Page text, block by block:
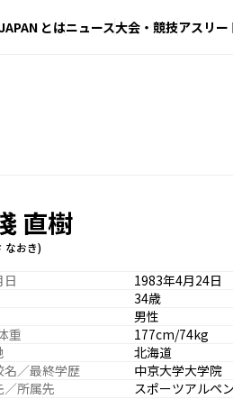
とはニュース大会・競技アスリー
直樹
なおき)
日
1983年4月24日
34歳
男性
重
177cm/74kg
北海道
名／最終学歴
中京大学大学院
／所属先
スポーツアルペ